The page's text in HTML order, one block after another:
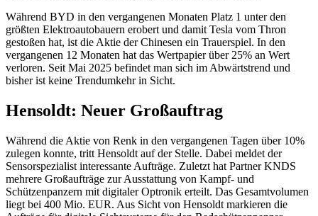
Während BYD in den vergangenen Monaten Platz 1 unter den
größten Elektroautobauern erobert und damit Tesla vom Thron
gestoßen hat, ist die Aktie der Chinesen ein Trauerspiel. In den
vergangenen 12 Monaten hat das Wertpapier über 25% an Wert
verloren. Seit Mai 2025 befindet man sich im Abwärtstrend und
bisher ist keine Trendumkehr in Sicht.
Hensoldt: Neuer Großauftrag
Während die Aktie von Renk in den vergangenen Tagen über 10%
zulegen konnte, tritt Hensoldt auf der Stelle. Dabei meldet der
Sensorspezialist interessante Aufträge. Zuletzt hat Partner KNDS
mehrere Großaufträge zur Ausstattung von Kampf- und
Schützenpanzern mit digitaler Optronik erteilt. Das Gesamtvolumen
liegt bei 400 Mio. EUR. Aus Sicht von Hensoldt markieren die